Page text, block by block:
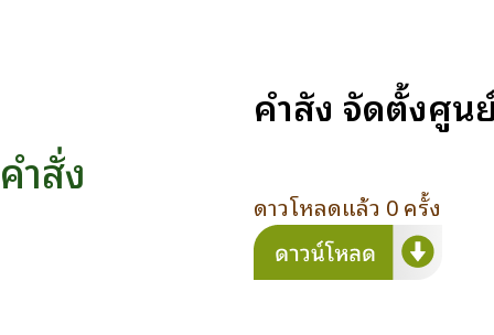
คำสั่ง
คำสั่ง จัดตั้งศูน
ดาวโหลดแล้ว 0 ครั้ง